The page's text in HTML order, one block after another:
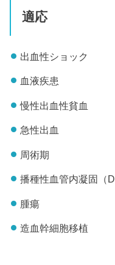
適応
出血性ショック
血液疾患
慢性出血性貧血
急性出血
周術期
播種性血管内凝固（
腫瘍
造血幹細胞移植